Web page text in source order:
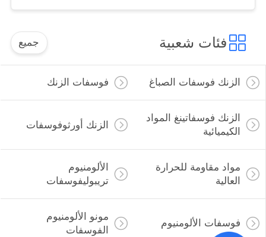
فئات شعبية جميع
الزنك فوسفات الصباغ فوسفات الزنك
الزنك فوسفاتينغ المواد
الكيميائية
الزنك أورثوفوسفات
مواد مقاومة للحرارة
العالية
الألومنيوم
تريبوليفوسفات
فوسفات الألومنيوم
مونو الألومنيوم
الفوسفات